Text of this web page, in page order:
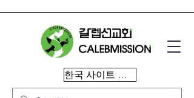
한국 사이트 이동